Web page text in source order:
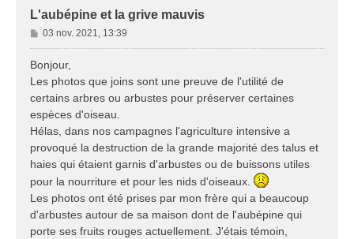
L'aubépine et la grive mauvis
M
e
s
g
e
03 nov. 2021, 13:39
Bonjour,
Les photos que joins sont une preuve de l'utilité de
certains arbres ou arbustes pour préserver certaines
espèces d'oiseau.
Hélas, dans nos campagnes l'agriculture intensive a
provoqué la destruction de la grande majorité des talus et
haies qui étaient garnis d'arbustes ou de buissons utiles
pour la nourriture et pour les nids d'oiseaux.
Les photos ont été prises par mon frère qui a beaucoup
d'arbustes autour de sa maison dont de l'aubépine qui
porte ses fruits rouges actuellement. J'étais témoin,